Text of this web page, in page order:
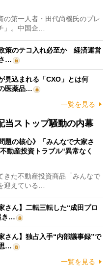
第一人者・田代尚機氏のプレ
」。中国企…
策のテコ入れ必至か 経済運営
…
見込まれる「CXO」とは何
医薬品…
一覧を見る
当ストップ騒動の内幕
題の核心》「みんなで大家さ
動産投資トラブル“異常なく
た不動産投資商品「みんなで
迎えている…
さん】二転三転した“成田プロ
き…
さん】独占入手“内部議事録”で
…
一覧を見る